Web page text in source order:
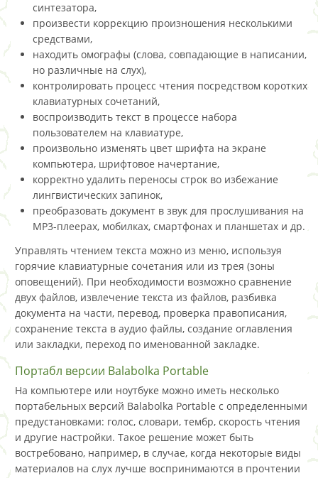
синтезатора,
произвести коррекцию произношения несколькими
средствами,
находить омографы (слова, совпадающие в написании,
но различные на слух),
контролировать процесс чтения посредством коротких
клавиатурных сочетаний,
воспроизводить текст в процессе набора
пользователем на клавиатуре,
произвольно изменять цвет шрифта на экране
компьютера, шрифтовое начертание,
корректно удалить переносы строк во избежание
лингвистических запинок,
преобразовать документ в звук для прослушивания на
MP3-плеерах, мобилках, смартфонах и планшетах и др.
Управлять чтением текста можно из меню, используя
горячие клавиатурные сочетания или из трея (зоны
оповещений). При необходимости возможно сравнение
двух файлов, извлечение текста из файлов, разбивка
документа на части, перевод, проверка правописания,
сохранение текста в аудио файлы, создание оглавления
или закладки, переход по именованной закладке.
Портабл версии Balabolka Portable
На компьютере или ноутбуке можно иметь несколько
портабельных версий Balabolka Portable с определенными
предустановками: голос, словари, тембр, скорость чтения
и другие настройки. Такое решение может быть
востребовано, например, в случае, когда некоторые виды
материалов на слух лучше воспринимаются в прочтении